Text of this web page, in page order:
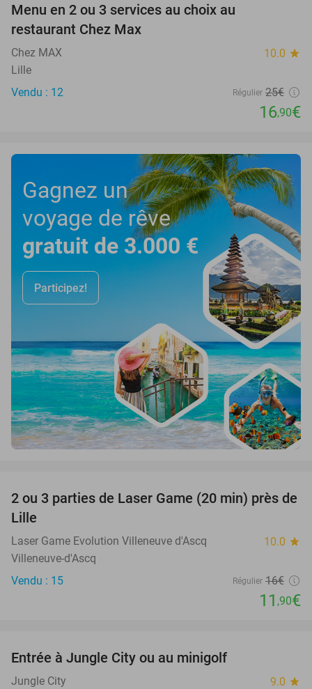
Menu en 2 ou 3 services au choix au
restaurant Chez Max
Chez MAX 10.0 star
Lille
Vendu : 12
Régulier 25€
16,90€
Gagnez un
voyage de rêve
gratuit de 3.000 €
Participez!
26%
2 ou 3 parties de Laser Game (20 min) près de
Lille
Laser Game Evolution Villeneuve d'Ascq 10.0 star
Villeneuve-d'Ascq
Vendu : 15
Régulier 16€
11 ,90€
Entrée à Jungle City ou au minigolf
Jungle City 9.0 star